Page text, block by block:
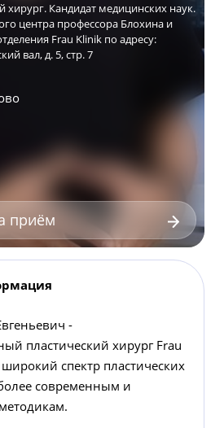
хирург. Кандидат медицинских наук.
центра профессора Блохина и
Frau Klinik по адресу:
вал, д. 5, стр. 7
приём
-
пластический хирург Frau
спектр пластических
современным и